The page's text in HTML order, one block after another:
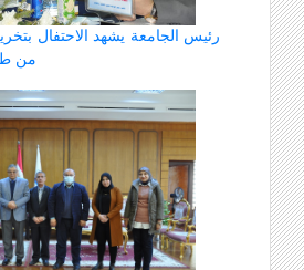
رئيس الجامعة يشهد الاحتفال
من